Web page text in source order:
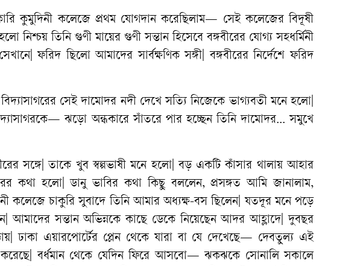
কুমুদিনী কলেজে প্রথম যোগদান করেছিলাম— সেই কলেজের বিদূষী
নিশ্চয় তিনি গুণী মায়ের গুণী সন্তান হিসেবে বঙ্গবীরের যোগ্য সহধর্মিনী
ফরিদ ছিলো আমাদের সার্বক্ষণিক সঙ্গী| বঙ্গবীরের নির্দেশে ফরিদ
সেই দামোদর নদী দেখে সত্যি নিজেকে ভাগ্যবতী মনে হলো|
ঝড়ো অন্ধকারে সাঁতরে পার হচ্ছেন তিনি দামোদর... সমুখে
সঙ্গে| তাকে খুব স্বল্পভাষী মনে হলো| বড় একটি কাঁসার থালায় আহার
কথা হলো| ডানু ভাবির কথা কিছু বললেন, প্রসঙ্গত আমি জানালাম,
কলেজে চাকুরি সুবাদে তিনি আমার অধ্যক্ষ-বস ছিলেন| যতদূর মনে পড়ে
আমাদের সন্তান অভিন্নকে কাছে ডেকে নিয়েছেন আদর আহ্লাদে| দুবছর
ঢাকা এয়ারপোর্টের প্লেন থেকে যারা বা যে দেখেছে— দেবতুল্য এই
বর্ধমান থেকে যেদিন ফিরে আসবো— ঝকঝকে সোনালি সকালে